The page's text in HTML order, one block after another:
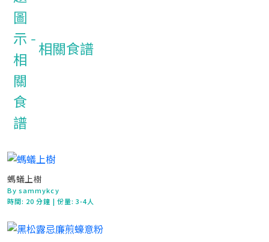
相關食譜
螞蟻上樹
By sammykcy
時間: 20 分鐘 | 份量: 3-4人